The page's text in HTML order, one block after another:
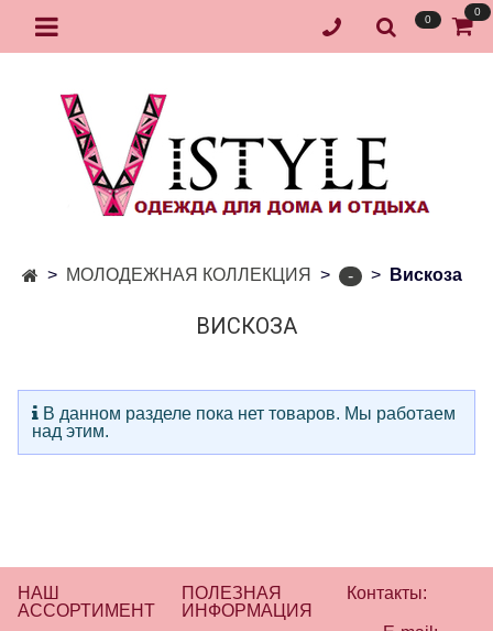
0
0
МОЛОДЕЖНАЯ КОЛЛЕКЦИЯ - Вискоза
ВИСКОЗА
В данном разделе пока нет товаров. Мы работаем
над этим.
НАШ
АССОРТИМЕНТ
ПОЛЕЗНАЯ
ИНФОРМАЦИЯ
Контакты: